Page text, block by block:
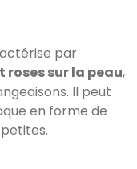
par
roses sur la peau,
Il peut
en forme de